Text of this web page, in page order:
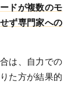
ドが複数のモ
ず専門家への
は、自力での
た方が結果的